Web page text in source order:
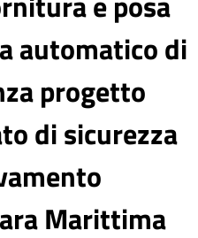
automatico di
progetto
di sicurezza
Marittima